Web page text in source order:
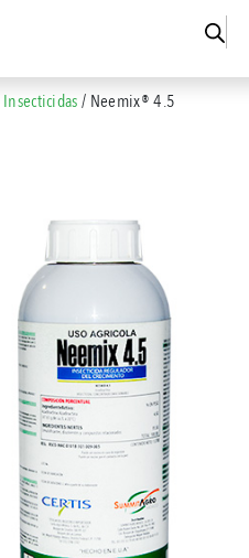
Insecticidas/ Neemix® 4.5